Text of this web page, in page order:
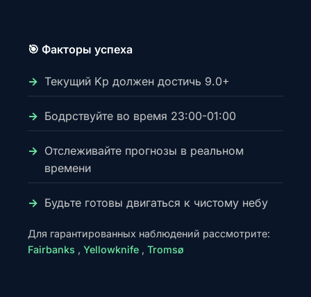
🎯 Факторы успеха
Текущий Kp должен достичь 9.0+
Бодрствуйте во время 23:00-01:00
Отслеживайте прогнозы в реальном
времени
Будьте готовы двигаться к чистому небу
Для гарантированных наблюдений рассмотрите:
Fairbanks , Yellowknife , Tromsø